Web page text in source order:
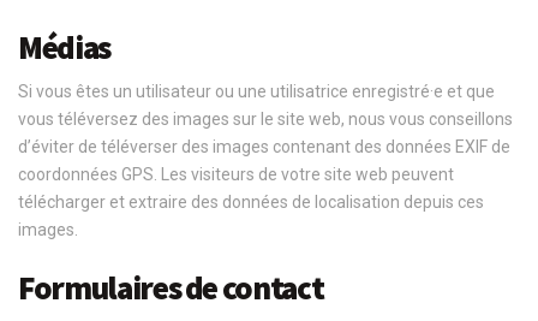
Médias
Si vous êtes un utilisateur ou une utilisatrice enregistré·e et que
vous téléversez des images sur le site web, nous vous conseillons
d’éviter de téléverser des images contenant des données EXIF de
coordonnées GPS. Les visiteurs de votre site web peuvent
télécharger et extraire des données de localisation depuis ces
images.
Formulaires de contact